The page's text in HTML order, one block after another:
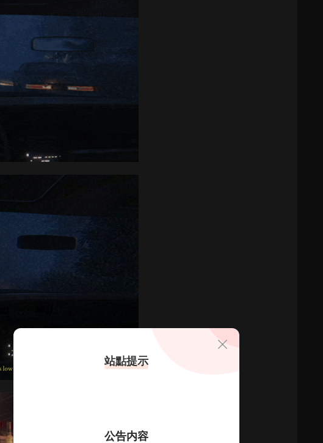
站點提示
公告内容